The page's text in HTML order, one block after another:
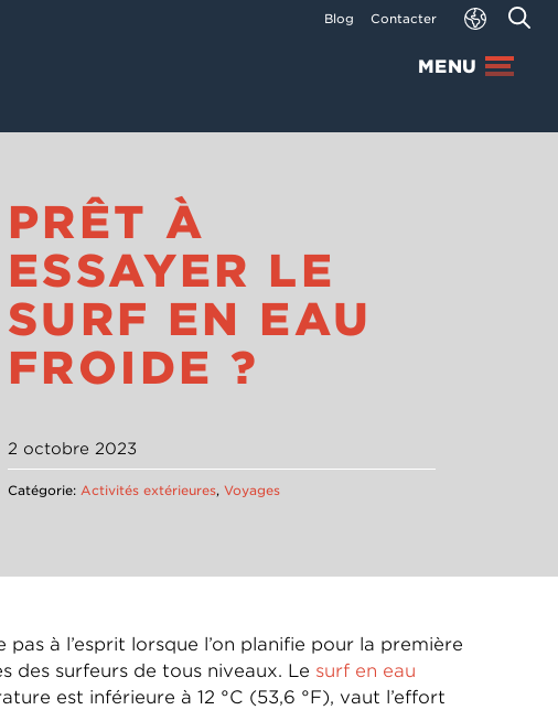
Blog Contacter
MENU
PRÊT À
ESSAYER LE
SURF EN EAU
FROIDE ?
2 octobre 2023
Catégorie:Activités extérieures,Voyages
à l’esprit lorsque l’on planifie pour la première
des surfeurs de tous niveaux. Le surf en eau
est inférieure à 12 °C (53,6 °F), vaut l’effort